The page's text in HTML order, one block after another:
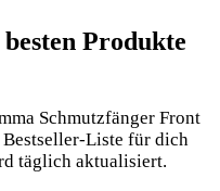
Produkte
Schmutzfänger Front
Liste für dich
täglich aktualisiert.